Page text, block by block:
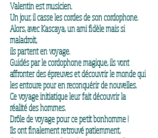
Valentin est musicien.
Un jour, il casse les cordes de son cordophone.
Alors, avec Kascaya, un ami fidèle mais si
maladroit,
ils partent en voyage.
Guidés par le cordophone magique, ils vont
affronter des épreuves et découvrir le monde qui
les entoure pour en reconquérir de nouvelles.
Ce voyage initiatique leur fait découvrir la
réalité des hommes.
Drôle de voyage pour ce petit bonhomme !
Ils ont finalement retrouvé patiemment,